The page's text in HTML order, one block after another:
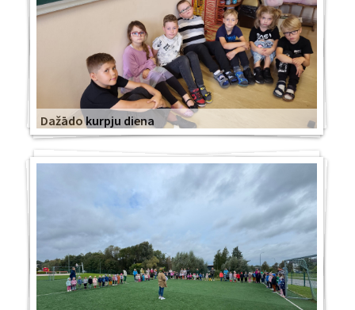
Dažādo kurpju diena